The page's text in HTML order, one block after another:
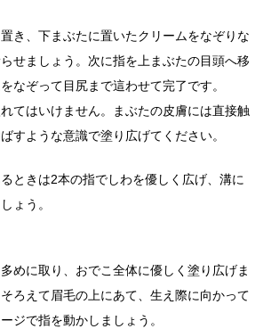
き、下まぶたに置いたクリームをなぞりな
せましょう。次に指を上まぶたの目頭へ移
なぞって目尻まで這わせて完了です。
てはいけません。まぶたの皮膚には直接触
すような意識で塗り広げてください。
ときは2本の指でしわを優しく広げ、溝に
ょう。
めに取り、おでこ全体に優しく塗り広げま
ろえて眉毛の上にあて、生え際に向かって
ジで指を動かしましょう。